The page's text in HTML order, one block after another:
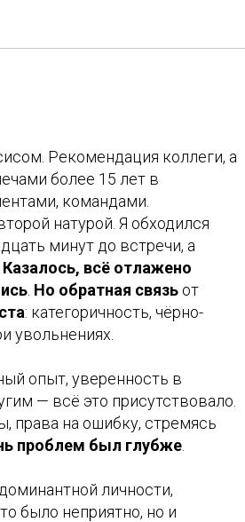
Рекомендация коллеги, а
более 15 лет в
командами.
натурой. Я обходился
минут до встречи, а
Казалось, всё отлажено
Но обратная связь от
: категоричность, чёрно-
увольнениях.
опыт, уверенность в
— всё это присутствовало.
права на ошибку, стремясь
проблем был глубже
личности,
было неприятно, но и